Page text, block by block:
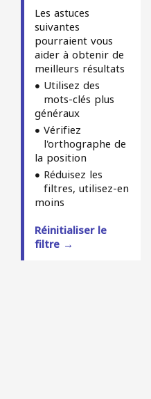
Les astuces
suivantes
pourraient vous
aider à obtenir de
meilleurs résultats
Utilisez des
mots-clés plus
généraux
Vérifiez
l'orthographe de
la position
Réduisez les
filtres, utilisez-en
moins
Réinitialiser le
filtre →